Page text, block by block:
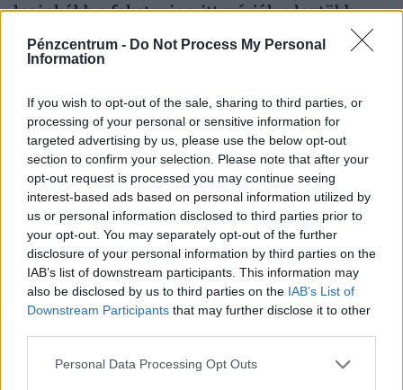
Pénzcentrum - Do Not Process My Personal
Information
If you wish to opt-out of the sale, sharing to third parties, or
processing of your personal or sensitive information for
targeted advertising by us, please use the below opt-out
section to confirm your selection. Please note that after your
opt-out request is processed you may continue seeing
interest-based ads based on personal information utilized by
us or personal information disclosed to third parties prior to
your opt-out. You may separately opt-out of the further
disclosure of your personal information by third parties on the
IAB’s list of downstream participants. This information may
also be disclosed by us to third parties on the IAB’s List of
Downstream Participants that may further disclose it to other
Personal Data Processing Opt Outs
leginkább a feketepiac: itt szívják a legtöbb
illegális cigit a magyarok
Hiába javult a helyzet, még mindig hatalmas üzlet a
cigaretták Magyarországra, és hol a legnagyobb a
feketepiac?
nyitvatartási idő jöhet a Coop